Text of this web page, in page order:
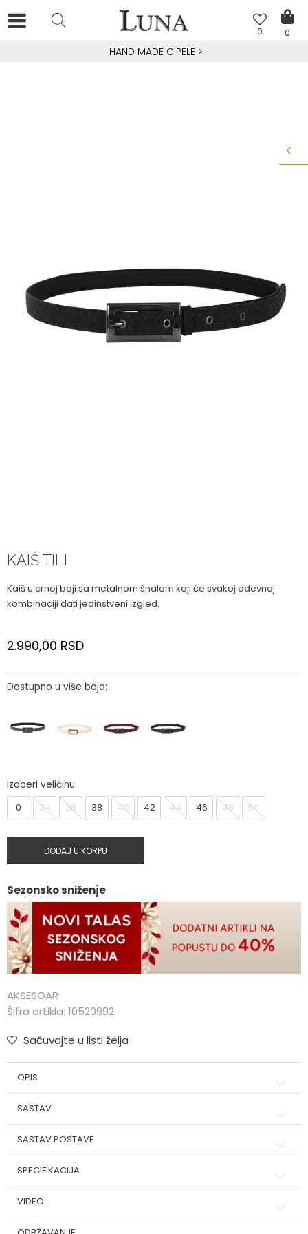
0
0
HAND MADE CIPELE >
KAIŠ TILI
Kaiš u crnoj boji sa metalnom šnalom koji će svakoj odevnoj
kombinaciji dati jedinstveni izgled.
2.990,00 RSD
Dostupno u više boja:
Izaberi veličinu:
0
34 36 38 40 42 44 46 48 50
DODAJ U KORPU
Sezonsko sniženje
AKSESOAR
Šifra artikla: 10520992
Sačuvajte u listi želja
OPIS
SASTAV
SASTAV POSTAVE
SPECIFIKACIJA
VIDEO: